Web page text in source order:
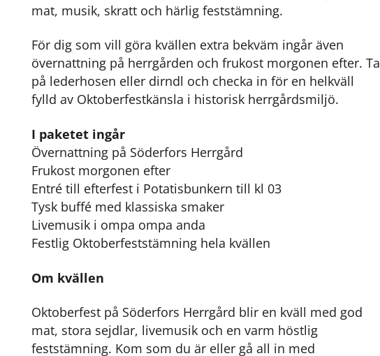
mat, musik, skratt och härlig feststämning.
För dig som vill göra kvällen extra bekväm ingår även
övernattning på herrgården och frukost morgonen efter. Ta
på lederhosen eller dirndl och checka in för en helkväll
fylld av Oktoberfestkänsla i historisk herrgårdsmiljö.
I paketet ingår
Övernattning på Söderfors Herrgård
Frukost morgonen efter
Entré till efterfest i Potatisbunkern till kl 03
Tysk buffé med klassiska smaker
Livemusik i ompa ompa anda
Festlig Oktoberfeststämning hela kvällen
Om kvällen
Oktoberfest på Söderfors Herrgård blir en kväll med god
mat, stora sejdlar, livemusik och en varm höstlig
feststämning. Kom som du är eller gå all in med